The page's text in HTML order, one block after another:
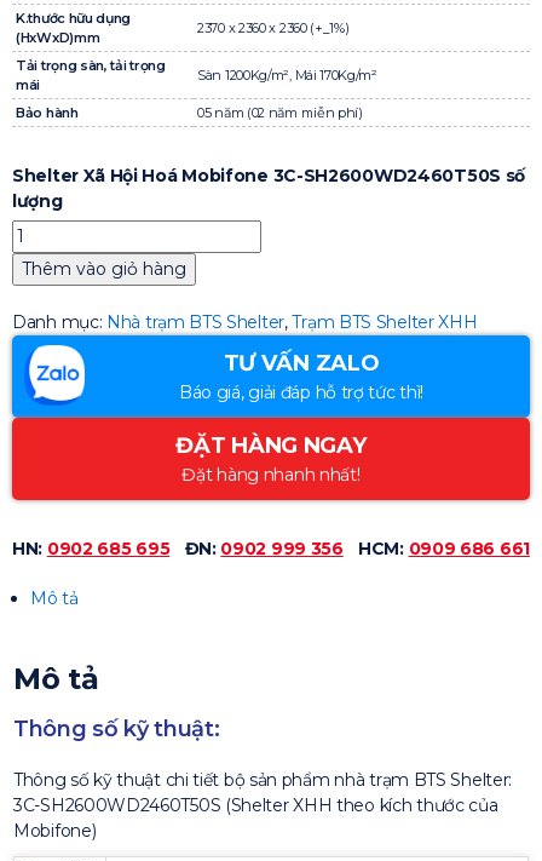
K.thước hữu dụng
(HxWxD)mm
2370 x 2360 x 2360 (+_1%)
Tải trọng sàn, tải trọng
mái
Sàn 1200Kg/m², Mái 170Kg/m²
Bảo hành 05 năm (02 năm miễn phí)
Shelter Xã Hội Hoá Mobifone 3C-SH2600WD2460T50S số
lượng
Thêm vào giỏ hàng
Danh mục: Nhà trạm BTS Shelter,Trạm BTS Shelter XHH
TƯ VẤN ZALO
Báo giá, giải đáp hỗ trợ tức thì!
ĐẶT HÀNG NGAY
Đặt hàng nhanh nhất!
HN: 0902 685 695 ĐN: 0902 999 356 HCM: 0909 686 661
Mô tả
Mô tả
Thông số kỹ thuật:
Thông số kỹ thuật chi tiết bộ sản phẩm nhà trạm BTS Shelter:
3C-SH2600WD2460T50S (Shelter XHH theo kích thước của
Mobifone)